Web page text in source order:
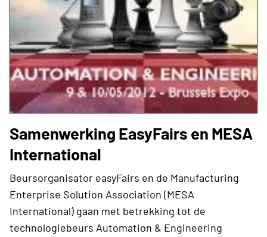
Samenwerking EasyFairs en MESA
International
Beursorganisator easyFairs en de Manufacturing
Enterprise Solution Association (MESA
International) gaan met betrekking tot de
technologiebeurs Automation & Engineering